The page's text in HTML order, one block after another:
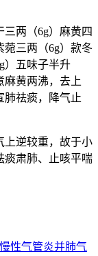
三两（6g）麻黄四
菀三两（6g）款冬
）五味子半升
麻黄两沸，去上
肺祛痰，降气止
上逆较重，故于小
痰肃肺、止咳平喘
性气管炎并肺气